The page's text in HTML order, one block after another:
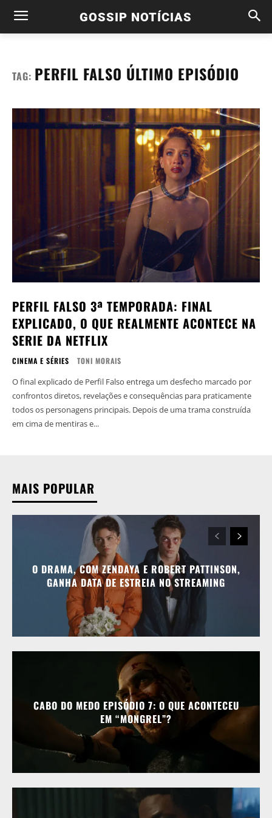
GOSSIP NOTÍCIAS
TAG: PERFIL FALSO ÚLTIMO EPISÓDIO
PERFIL FALSO 3ª TEMPORADA: FINAL
EXPLICADO, O QUE REALMENTE ACONTECE NA
SERIE DA NETFLIX
CINEMA E SÉRIES TONI MORAIS
O final explicado de Perfil Falso entrega um desfecho marcado por
confrontos diretos, revelações e consequências para praticamente
todos os personagens principais. Depois de uma trama construída
em cima de mentiras e...
MAIS POPULAR
O DRAMA, COM ZENDAYA E ROBERT PATTINSON,
GANHA DATA DE ESTREIA NO STREAMING
CABO DO MEDO EPISÓDIO 7: O QUE ACONTECEU
EM “MONGREL”?